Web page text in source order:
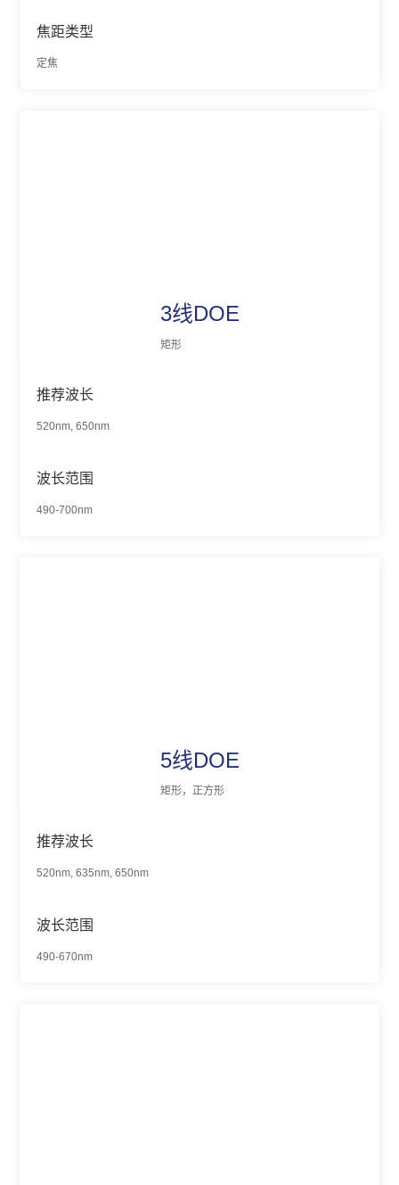
焦距类型
定焦
3线DOE
矩形
推荐波长
520nm, 650nm
波长范围
490-700nm
5线DOE
矩形，正方形
推荐波长
520nm, 635nm, 650nm
波长范围
490-670nm